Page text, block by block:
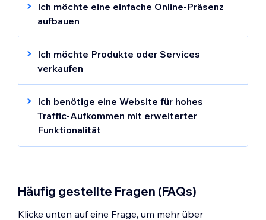
Ich möchte eine einfache Online-Präsenz
aufbauen
Wenn du eine einfache Online-Präsenz
einrichten möchtest und eine einfache,
ansprechende Website ohne Branding von
Domain. Außerdem enthält es wesentliche
Funktionen, die dir den Einstieg erleichtern.
Ich möchte Produkte oder Services
verkaufen
Wenn du robuste Business-Features wie E-
Commerce und Zahlungsabwicklung
benötigst, solltest du dich für die
Premiumpakete
verwalten und voranzubringen.
Ich benötige eine Website für hohes
Traffic-Aufkommen mit erweiterter
Funktionalität
Für Unternehmen mit hohem Traffic-
das PremiumpaketBusiness Elitedie beste
Wahl. Es bietet erweiterte Funktionen,
unterstützt mehrere Websites in
Häufig gestellte Fragen (FAQs)
Klicke unten auf eine Frage, um mehr über